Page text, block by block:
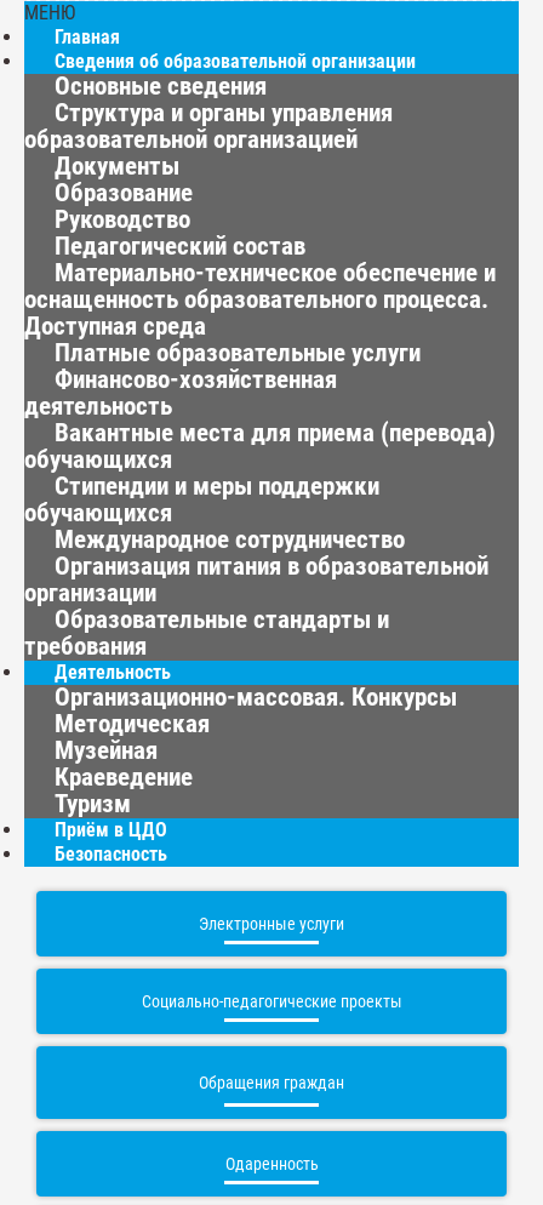
МЕНЮ
Главная
Сведения об образовательной организации
Основные сведения
Структура и органы управления
образовательной организацией
Документы
Образование
Руководство
Педагогический состав
Материально-техническое обеспечение и
оснащенность образовательного процесса.
Доступная среда
Платные образовательные услуги
Финансово-хозяйственная
деятельность
Вакантные места для приема (перевода)
обучающихся
Стипендии и меры поддержки
обучающихся
Международное сотрудничество
Организация питания в образовательной
организации
Образовательные стандарты и
требования
Деятельность
Организационно-массовая. Конкурсы
Методическая
Музейная
Краеведение
Туризм
Приём в ЦДО
Безопасность
Электронные услуги
Социально-педагогические проекты
Обращения граждан
Одаренность